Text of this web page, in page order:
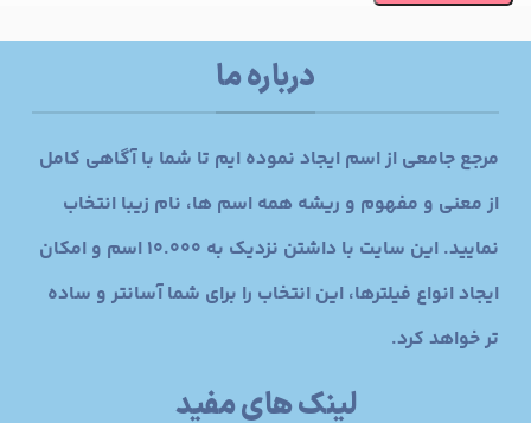
درباره ما
مرجع جامعی از اسم ایجاد نموده ایم تا شما با آگاهی کامل
از معنی و مفهوم و ریشه همه اسم ها، نام زیبا انتخاب
نمایید. این سایت با داشتن نزدیک به 10.000 اسم و امکان
ایجاد انواع فیلترها، این انتخاب را برای شما آسانتر و ساده
تر خواهد کرد.
لینک های مفید